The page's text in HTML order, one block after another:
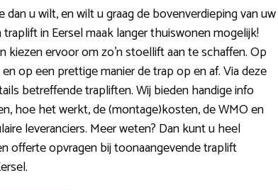
u wilt, en wilt u graag de bovenverdieping van uw
in Eersel maak langer thuiswonen mogelijk!
kiezen ervoor om zo’n stoellift aan te schaffen. Op
op een prettige manier de trap op en af. Via deze
betreffende trapliften. Wij bieden handige info
hoe het werkt, de (montage)kosten, de WMO en
leveranciers. Meer weten? Dan kunt u heel
offerte opvragen bij toonaangevende traplift